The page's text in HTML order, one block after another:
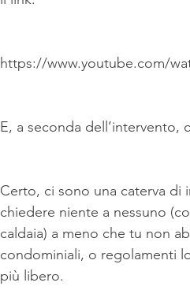
https://www.youtube.com/
E, a seconda dell’intervento,
Certo, ci sono una caterva di
chiedere niente a nessuno
caldaia) a meno che tu non
condominiali, o regolamenti
più libero.